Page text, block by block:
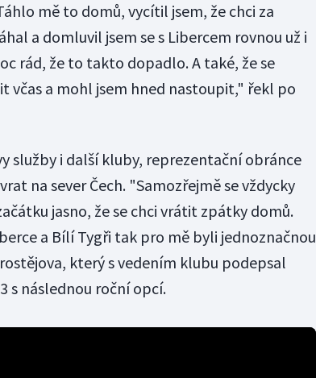
mě to domů, vycítil jsem, že chci za
a domluvil jsem se s Libercem rovnou už i
rád, že to takto dopadlo. A také, že se
včas a mohl jsem hned nastoupit," řekl po
služby i další kluby, reprezentační obránce
na sever Čech. "Samozřejmě se vždycky
jasno, že se chci vrátit zpátky domů.
a Bílí Tygři tak pro mě byli jednoznačnou
který s vedením klubu podepsal
s následnou roční opcí.